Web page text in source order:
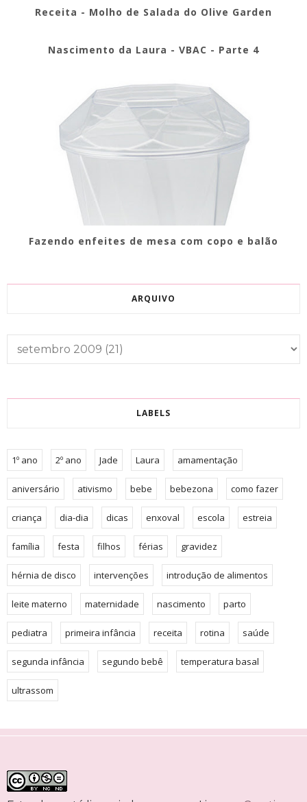
Receita - Molho de Salada do Olive Garden
Nascimento da Laura - VBAC - Parte 4
Fazendo enfeites de mesa com copo e balão
ARQUIVO
LABELS
1º ano 2º ano Jade Laura amamentação
aniversário ativismo bebe bebezona como fazer
criança dia-dia dicas enxoval escola estreia
família festa filhos férias gravidez
hérnia de disco intervenções introdução de alimentos
leite materno maternidade nascimento parto
pediatra primeira infância receita rotina saúde
segunda infância segundo bebê temperatura basal
ultrassom